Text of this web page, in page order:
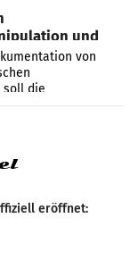
und
von
soll die
Manipulation und
eröffnet: